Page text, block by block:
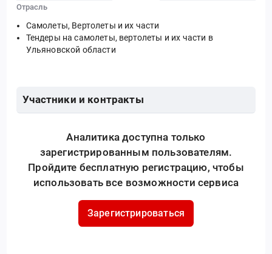
Отрасль
Самолеты, Вертолеты и их части
Тендеры на самолеты, вертолеты и их части в
Ульяновской области
Участники и контракты
Аналитика доступна только
зарегистрированным пользователям.
Пройдите бесплатную регистрацию, чтобы
использовать все возможности сервиса
Зарегистрироваться